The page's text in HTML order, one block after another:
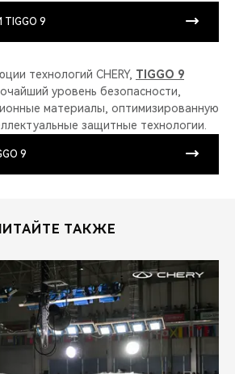
9
технологий CHERY, TIGGO 9
уровень безопасности,
материалы, оптимизированную
защитные технологии.
9
ТАКЖЕ